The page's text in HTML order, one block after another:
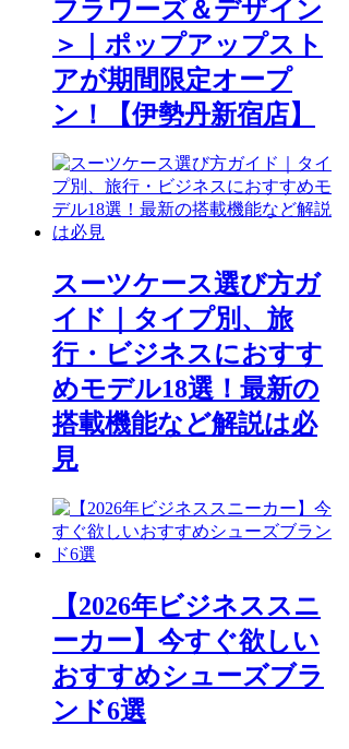
フラワーズ＆デザイン
＞｜ポップアップスト
アが期間限定オープ
ン！【伊勢丹新宿店】
スーツケース選び方ガ
イド｜タイプ別、旅
行・ビジネスにおすす
めモデル18選！最新の
搭載機能など解説は必
見
【2026年ビジネススニ
ーカー】今すぐ欲しい
おすすめシューズブラ
ンド6選